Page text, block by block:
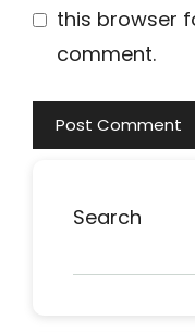
this browser
comment.
Search